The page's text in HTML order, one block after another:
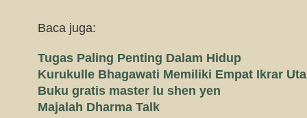
Baca juga:
Tugas Paling Penting Dalam Hidup
Kurukulle Bhagawati Memiliki Empat Ikrar
Buku gratis master lu shen yen
Majalah Dharma Talk